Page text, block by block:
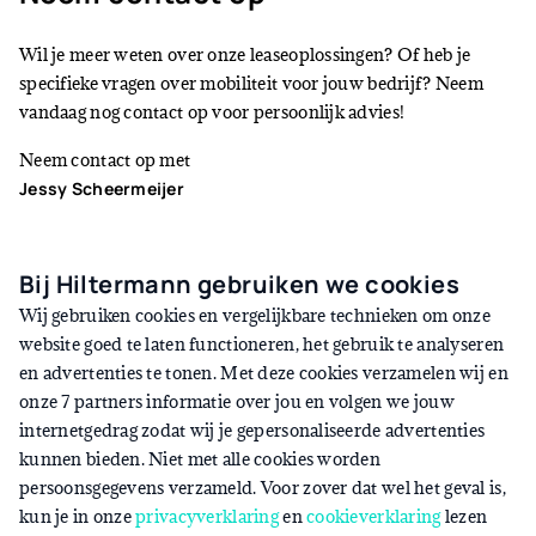
Wil je meer weten over onze leaseoplossingen? Of heb je
specifieke vragen over mobiliteit voor jouw bedrijf? Neem
vandaag nog contact op voor persoonlijk advies!
Neem contact op met
Jessy Scheermeijer
E-mail:jessy.scheermeijer@hiltermannlease.nl
LinkedIn
Klanten over elektrificeren
Elke situatie is anders en vraagt om een eigen, ideale aanpak.
Bij Hiltermann gebruiken we cookies
Wij gebruiken cookies en vergelijkbare technieken om onze
website goed te laten functioneren, het gebruik te analyseren
en advertenties te tonen. Met deze cookies verzamelen wij en
onze 7 partners informatie over jou en volgen we jouw
internetgedrag zodat wij je gepersonaliseerde advertenties
kunnen bieden. Niet met alle cookies worden
persoonsgegevens verzameld. Voor zover dat wel het geval is,
kun je in onzeprivacyverklaringen cookieverklaringlezen